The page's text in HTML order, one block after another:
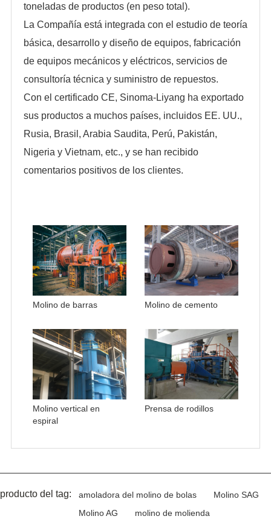
toneladas de productos (en peso total).
La Compañía está integrada con el estudio de teoría
básica, desarrollo y diseño de equipos, fabricación
de equipos mecánicos y eléctricos, servicios de
consultoría técnica y suministro de repuestos.
Con el certificado CE, Sinoma-Liyang ha exportado
sus productos a muchos países, incluidos EE. UU.,
Rusia, Brasil, Arabia Saudita, Perú, Pakistán,
Nigeria y Vietnam, etc., y se han recibido
comentarios positivos de los clientes.
Molino de barras Molino de cemento
Molino vertical en
espiral
Prensa de rodillos
producto del tag: amoladora del molino de bolas
Molino SAG
Molino AG
molino de molienda